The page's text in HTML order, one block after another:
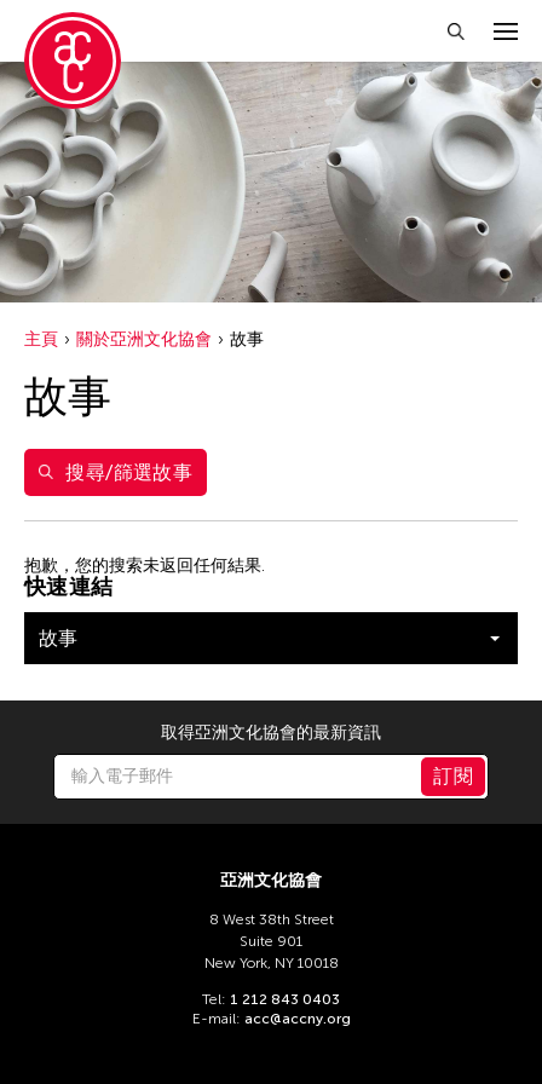
關閉篩選條件
得獎人
Abby Robinson
Charles Reinhart
Crossing Borders Music
Elise Thoron
Shuji Takashina
篩選故事
快速連結
故事
主頁 關於亞洲文化協會 故事
故事
搜尋/篩選故事
抱歉，您的搜索未返回任何結果.
取得亞洲文化協會的最新資訊
訂閱
亞洲文化協會
8 West 38th Street
Suite 901
New York, NY 10018
Tel: 1 212 843 0403
E-mail: acc@accny.org